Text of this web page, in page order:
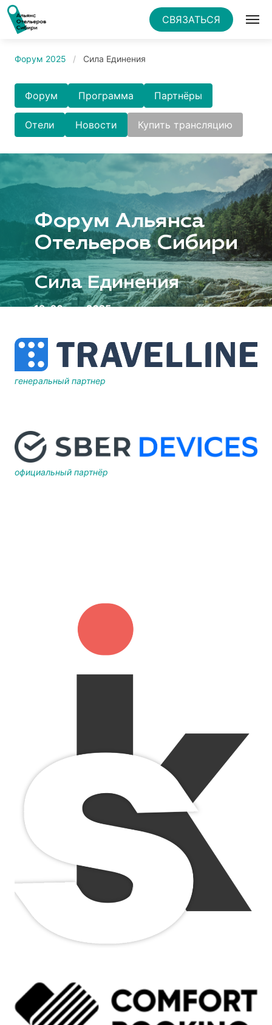
СВЯЗАТЬСЯ
Форум 2025 Сила Единения
Форум Программа Партнёры
Отели Новости Купить трансляцию
Форум Альянса
Отельеров Сибири
Сила Единения
19–20 мая 2025
Республика Алтай
генеральный партнер
официальный партнёр